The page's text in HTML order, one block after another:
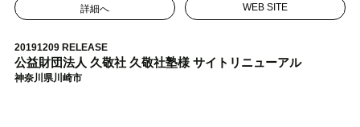
詳細へ WEB SITE
20191209 RELEASE
公益財団法人 久敬社 久敬社塾様 サイトリニューアル
神奈川県川崎市